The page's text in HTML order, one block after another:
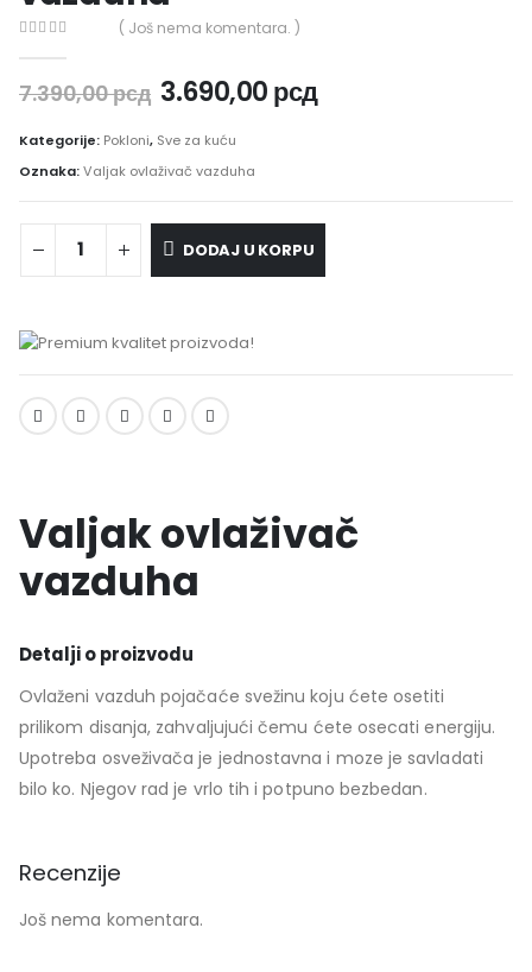
( Još nema komentara. )
7.390,00рсд 3.690,00рсд
Kategorije: Pokloni, Sve za kuću
Oznaka:Valjak ovlaživač vazduha
DODAJ U KORPU
Valjak ovlaživač
vazduha
Detalji o proizvodu
Ovlaženi vazduh pojačaće svežinu koju ćete osetiti
prilikom disanja, zahvaljujući čemu ćete osecati energiju.
Upotreba osveživača je jednostavna i moze je savladati
bilo ko. Njegov rad je vrlo tih i potpuno bezbedan.
Recenzije
Još nema komentara.